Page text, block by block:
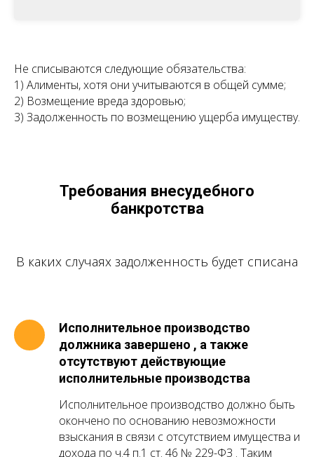
Не списываются следующие обязательства:
1) Алименты, хотя они учитываются в общей сумме;
2) Возмещение вреда здоровью;
3) Задолженность по возмещению ущерба имуществу.
Требования внесудебного
банкротства
В каких случаях задолженность будет списана
Исполнительное производство
должника завершено , а также
отсутствуют действующие
исполнительные производства
Исполнительное производство должно быть
окончено по основанию невозможности
взыскания в связи с отсутствием имущества и
дохода по ч.4 п.1 ст. 46 № 229-ФЗ . Таким